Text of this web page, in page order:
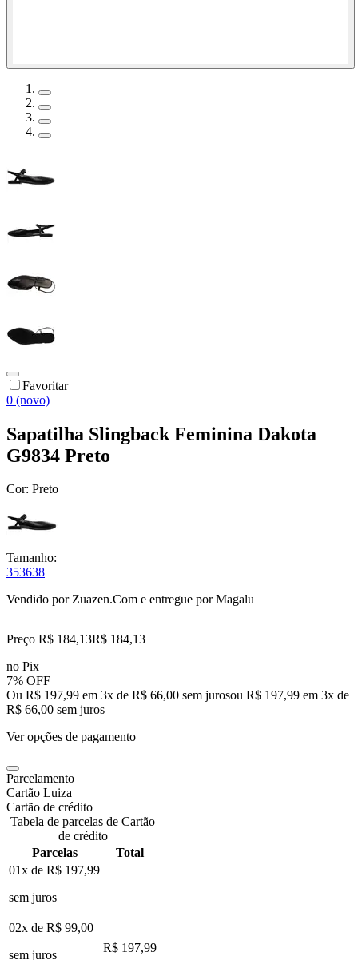
Favoritar
0 (novo)
Sapatilha Slingback Feminina Dakota
G9834 Preto
Cor: Preto
Tamanho:
353638
Vendido porZuazen.Com e entregue por Magalu
Preço R$ 184,13R$ 184,13
no Pix
7% OFF
Ou R$ 197,99 em 3x de R$ 66,00 sem jurosou R$ 197,99 em 3x de
R$ 66,00 sem juros
Ver opções de pagamento
Parcelamento
Cartão Luiza
Cartão de crédito
Tabela de parcelas de Cartão
de crédito
Parcelas
Total
01x de R$ 197,99
sem juros
02x de R$ 99,00
sem juros
R$ 197,99